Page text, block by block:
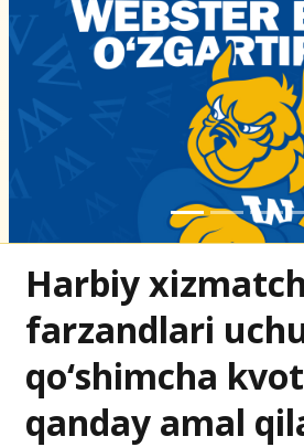
Harbiy
farzandlari
qo‘shimcha
qanday amal